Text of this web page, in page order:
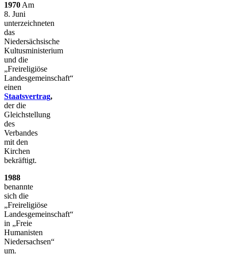
1970 Am
8. Juni
unterzeichneten
das
Niedersächsische
Kultusministerium
und die
„Freireligiöse
Landesgemeinschaft“
einen
Staatsvertrag,
der die
Gleichstellung
des
Verbandes
mit den
Kirchen
bekräftigt.
1988
benannte
sich die
„Freireligiöse
Landesgemeinschaft“
in „Freie
Humanisten
Niedersachsen“
um.